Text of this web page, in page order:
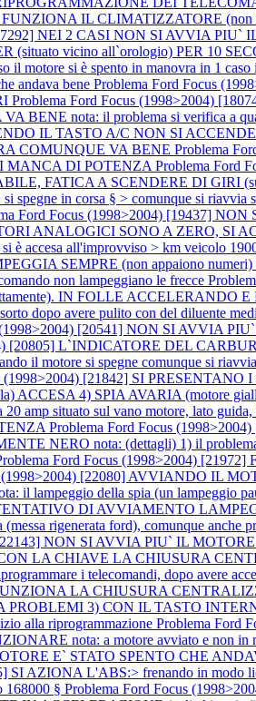
IL CLIMATIZZATORE (non
NEI 2 CASI NON SI AVVIA
vicino all`orologio) PER 10
si è spento in manovra in 1 caso
andava bene Problema Ford Focus
Problema Ford Focus (1998>2004)
nota: il problema si verifica a
IL TASTO A/C NON SI ACCENDE
COMUNQUE VA BENE Problema
MANCA DI POTENZA Problema Ford
FATICA A SCENDERE DI GIRI
in corsa § > comunque si riavvia
Ford Focus (1998>2004) [19437]
ANALOGICI SONO A ZERO, SI
è accesa all'improvviso > km veicolo
SEMPRE (non appaiono numeri)
non lampeggiano le frecce
IN FOLLE
dopo avere pulito con del diluente
[20541] NON SI AVVIA
[20805] L`INDICATORE DEL
il motore si spegne comunque si
(1998>2004) [21842] SI
4) SPIA AVARIA (motore
amp situato sul vano motore, lato
Problema Ford Focus
NERO nota: (dettagli) 1) il problema
Ford Focus (1998>2004)
(1998>2004) [22080] AVVIANDO IL
della spia (un lampeggio
DI AVVIAMENTO
rigenerata ford), comunque
NON SI AVVIA PIU` IL MOTORE
LA CHIAVE LA CHIUSURA
i telecomandi, dopo avere
LA CHIUSURA
3) CON IL TASTO
alla riprogrammazione Problema Ford
nota: a motore avviato e non in
E` STATO SPENTO CHE
SI AZIONA L'ABS:> frenando in modo
168000 § Problema Ford Focus